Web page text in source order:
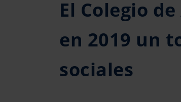
El Colegio
en 2019 un
sociales